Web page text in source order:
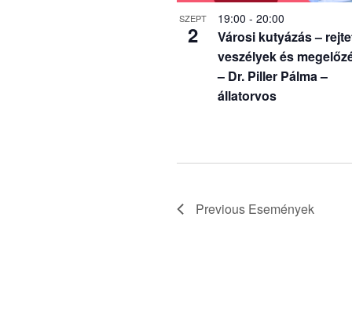
View
SZEPT
2
Városi kutyázás –
veszélyek és
– Dr. Piller Pálma –
állatorvos
19:00 - 20:00
Previous Események